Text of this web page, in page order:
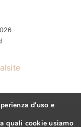
d'uso e
quali cookie usiamo